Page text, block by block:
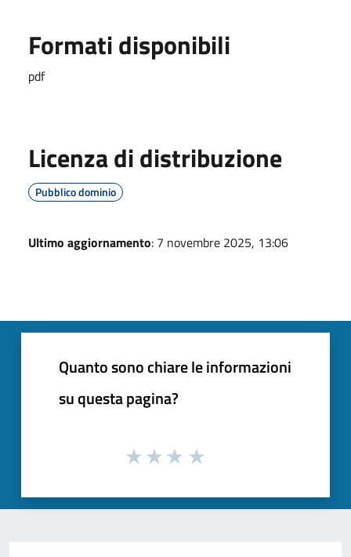
Formati disponibili
pdf
Licenza di distribuzione
Pubblico dominio
Ultimo aggiornamento: 7 novembre 2025, 13:06
Quanto sono chiare le informazioni
su questa pagina?